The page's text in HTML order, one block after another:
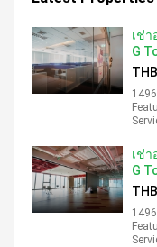
เช่า
G
เช่า
G